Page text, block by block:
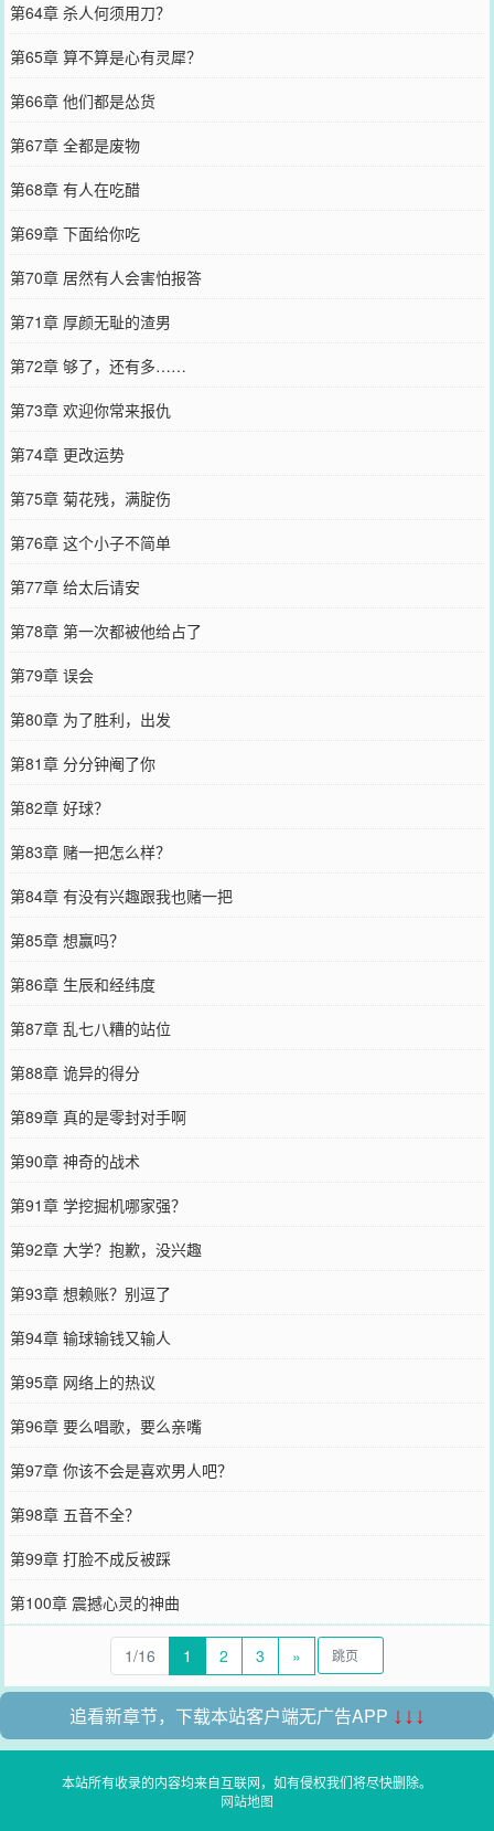
第64章 杀人何须用刀？
第65章 算不算是心有灵犀？
第66章 他们都是怂货
第67章 全都是废物
第68章 有人在吃醋
第69章 下面给你吃
第70章 居然有人会害怕报答
第71章 厚颜无耻的渣男
第72章 够了，还有多……
第73章 欢迎你常来报仇
第74章 更改运势
第75章 菊花残，满腚伤
第76章 这个小子不简单
第77章 给太后请安
第78章 第一次都被他给占了
第79章 误会
第80章 为了胜利，出发
第81章 分分钟阉了你
第82章 好球？
第83章 赌一把怎么样？
第84章 有没有兴趣跟我也赌一把
第85章 想赢吗？
第86章 生辰和经纬度
第87章 乱七八糟的站位
第88章 诡异的得分
第89章 真的是零封对手啊
第90章 神奇的战术
第91章 学挖掘机哪家强？
第92章 大学？抱歉，没兴趣
第93章 想赖账？别逗了
第94章 输球输钱又输人
第95章 网络上的热议
第96章 要么唱歌，要么亲嘴
第97章 你该不会是喜欢男人吧？
第98章 五音不全？
第99章 打脸不成反被踩
第100章 震撼心灵的神曲
1/16 1 2 3 »
追看新章节，下载本站客户端无广告APP ↓↓↓
本站所有收录的内容均来自互联网，如有侵权我们将尽快删除。
网站地图